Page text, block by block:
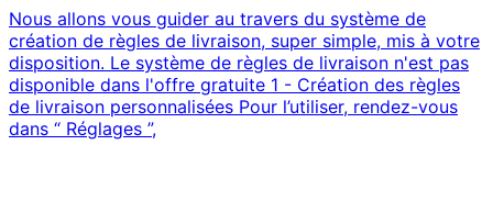
Nous allons vous guider au travers du système de
création de règles de livraison, super simple, mis à votre
disposition. Le système de règles de livraison n'est pas
disponible dans l'offre gratuite 1 - Création des règles
de livraison personnalisées Pour l’utiliser, rendez-vous
dans “ Réglages ”,